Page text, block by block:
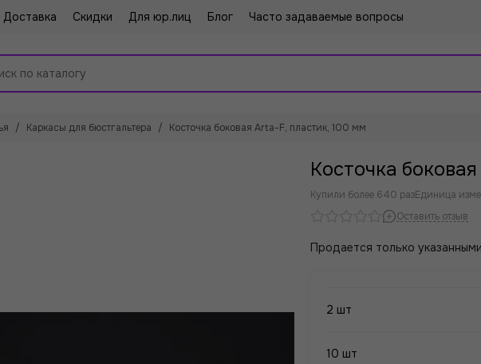
Доставка Скидки Для юр.лиц Блог Часто задаваемые вопросы
Каркасы для бюстгальтера Косточка боковая Arta-F, пластик, 100 мм
Косточка
Купили более 640 разЕдиница
Оставить отзыв
Продается только
2 шт
10 шт